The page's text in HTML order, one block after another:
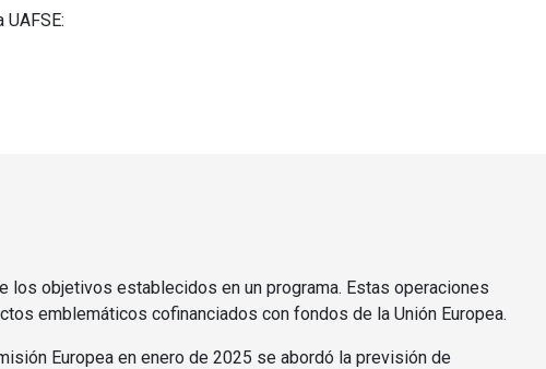
los objetivos establecidos en un programa. Estas operaciones
emblemáticos cofinanciados con fondos de la Unión Europea.
Europea en enero de 2025 se abordó la previsión de